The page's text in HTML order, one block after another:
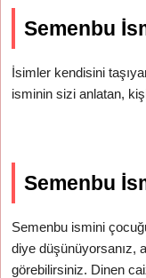
Semenbu
İsimler kendisini
isminin sizi anlatan,
Semenbu
Semenbu ismini
diye düşünüyorsanız,
görebilirsiniz. Dinen